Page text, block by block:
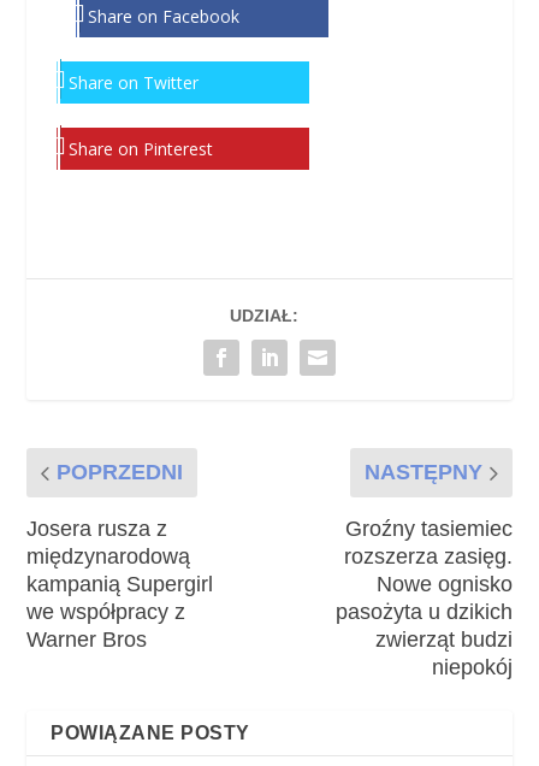
Share on Facebook
Share on Twitter
Share on Pinterest
UDZIAŁ:
POPRZEDNI
Josera rusza z
międzynarodową
kampanią Supergirl
we współpracy z
Warner Bros
NASTĘPNY
Groźny tasiemiec
rozszerza zasięg.
Nowe ognisko
pasożyta u dzikich
zwierząt budzi
niepokój
POWIĄZANE POSTY